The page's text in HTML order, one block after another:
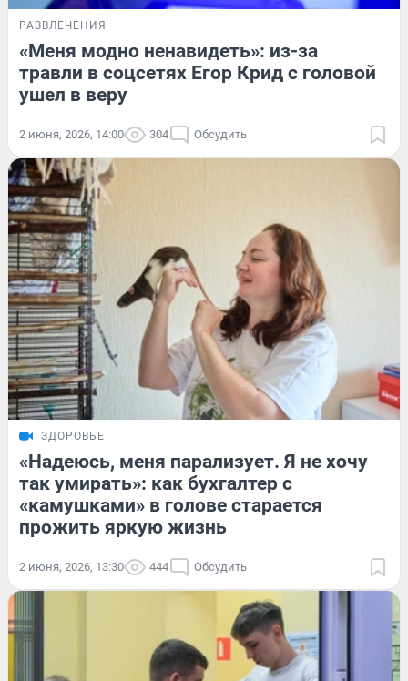
РАЗВЛЕЧЕНИЯ
«Меня модно ненавидеть»: из-за
травли в соцсетях Егор Крид с головой
ушел в веру
2 июня, 2026, 14:00 304 Обсудить
ЗДОРОВЬЕ
«Надеюсь, меня парализует. Я не хочу
так умирать»: как бухгалтер с
«камушками» в голове старается
прожить яркую жизнь
2 июня, 2026, 13:30 444 Обсудить